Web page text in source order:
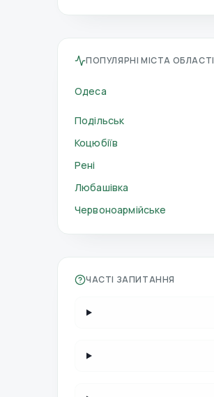
ПОПУЛЯРНІ МІСТА ОБЛАСТІ
Одеса
Подільськ
Коцюбіїв
Рені
Любашівка
Червоноармійське
ЧАСТІ ЗАПИТАННЯ